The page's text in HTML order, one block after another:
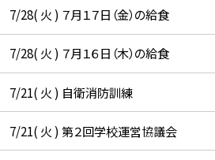
7/28( 火 ) ７月１７日（金）の給食
7/28( 火 ) ７月１６日（木）の給食
7/21( 火 ) 自衛消防訓練
7/21( 火 ) 第２回学校運営協議会